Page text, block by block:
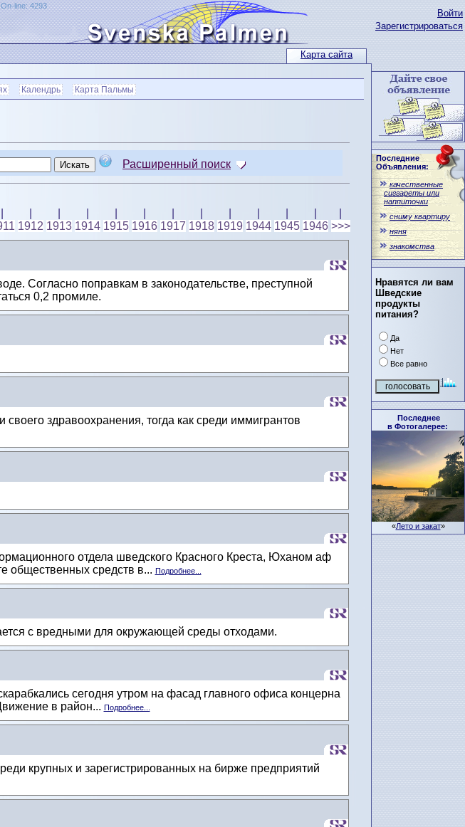
Карта сайта
Войти
Зарегистрироваться
Последние
Объявления:
качественные
сиггареты или
наппиточки
сниму квартиру
няня
знакомства
Нравятся ли вам
Шведские
продукты
питания?
Да
Нет
Все равно
Последнее
в Фотогалерее:
«Лето и закат»
line: 4293
Календрь Карта Пальмы
Расширенный поиск
1912 1913 1914 1915 1916 1917 1918 1919 1944 1945 1946 >>>
Согласно поправкам в законодательстве, преступной
0,2 промиле.
здравоохранения, тогда как среди иммигрантов
отдела шведского Красного Креста, Юханом аф
общественных средств в... Подробнее...
с вредными для окружающей среды отходами.
сегодня утром на фасад главного офиса концерна
в район... Подробнее...
крупных и зарегистрированных на бирже предприятий